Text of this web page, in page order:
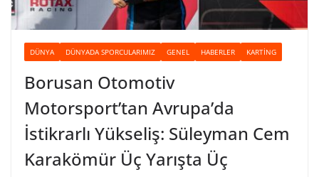
DÜNYA DÜNYADA SPORCULARIMIZ GENEL HABERLER KARTING
Borusan Otomotiv
Motorsport’tan Avrupa’da
İstikrarlı Yükseliş: Süleyman Cem
Karakömür Üç Yarışta Üç